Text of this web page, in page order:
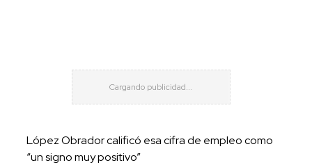
López Obrador calificó esa cifra de empleo como
“un signo muy positivo”